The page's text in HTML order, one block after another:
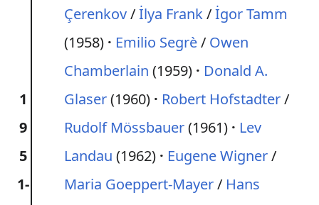
1
9
5
1-
Çerenkov/İlya Frank/İgor Tamm
(1958)
Emilio Segrè/ Owen
Chamberlain (1959)
Donald A.
Glaser(1960) Robert Hofstadter/
Rudolf Mössbauer(1961)
Lev
Landau (1962) Eugene Wigner/
Maria Goeppert-Mayer/ Hans